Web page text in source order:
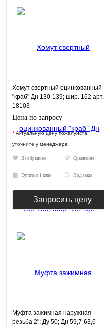
Хомут свертный оцинкованный
"краб" Дн 130-139; шир. 162 арт.
18103
Цена по запросу
* Актуальную цену пожалуйста
уточните у менеджера
В избранное Сравнение
Купить в 1 клик Под заказ
Запросить цену
Муфта зажимная наружная
резьба 2"; Ду 50; Дн 59,7-63,6